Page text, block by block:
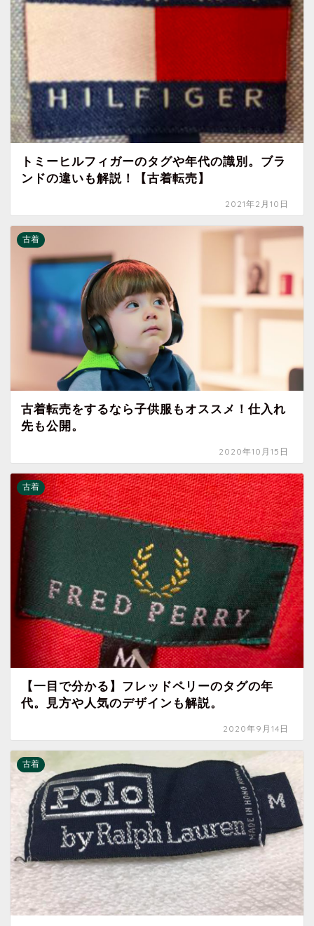
トミーヒルフィガーのタグや年代の識別。ブラ
ンドの違いも解説！【古着転売】
2021年2月10日
古着
古着転売をするなら子供服もオススメ！仕入れ
先も公開。
2020年10月15日
古着
【一目で分かる】フレッドペリーのタグの年
代。見方や人気のデザインも解説。
2020年9月14日
古着